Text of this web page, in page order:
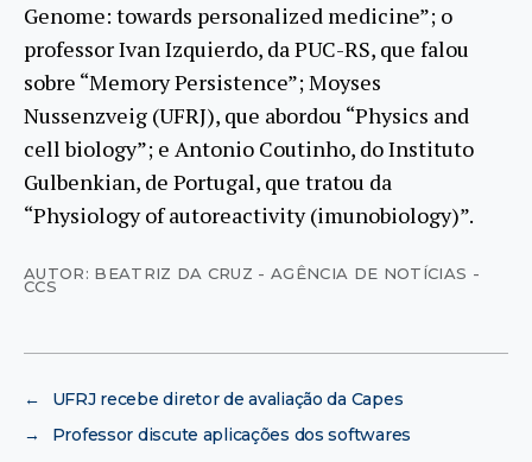
Genome: towards personalized medicine”; o
professor Ivan Izquierdo, da PUC-RS, que falou
sobre “Memory Persistence”; Moyses
Nussenzveig (UFRJ), que abordou “Physics and
cell biology”; e Antonio Coutinho, do Instituto
Gulbenkian, de Portugal, que tratou da
“Physiology of autoreactivity (imunobiology)”.
AUTOR: BEATRIZ DA CRUZ - AGÊNCIA DE NOTÍCIAS -
CCS
←
UFRJ recebe diretor de avaliação da Capes
→
Professor discute aplicações dos softwares